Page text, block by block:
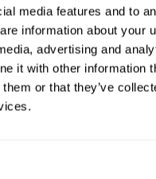
media features and to
information about your
advertising and
it with other information
them or that they’ve
To u velikoj meri utiče na
Imenovanje
i Fibromialgija. Imenovanje
neki predmet, osobu, mesto,
Rečitost i sposobnost da